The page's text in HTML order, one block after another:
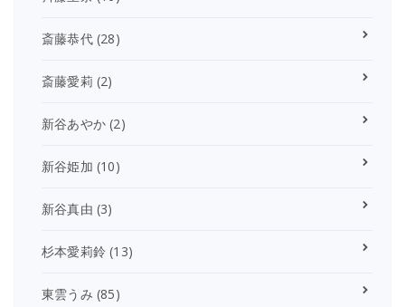
斎藤恭代(28)
斎藤愛莉 (2)
新谷あやか (2)
新谷姫加 (10)
新谷真由 (3)
杉本愛莉鈴 (13)
東雲うみ (85)